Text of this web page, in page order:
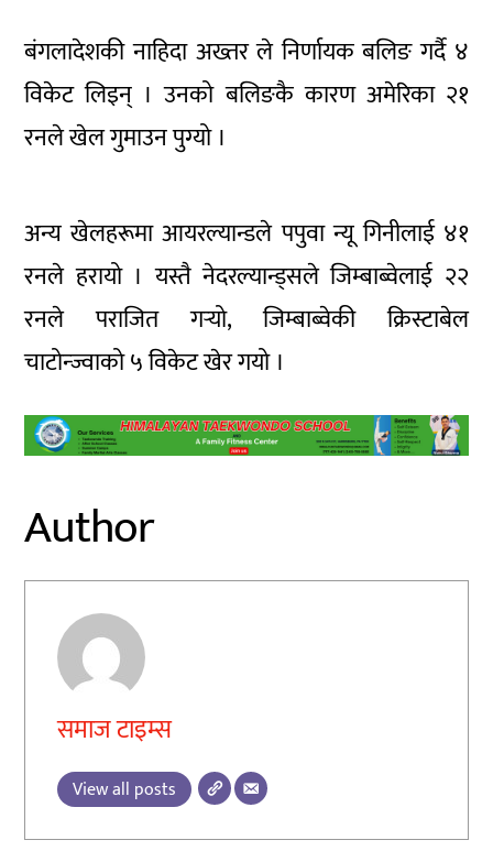
बंगलादेशकी नाहिदा अख्तर ले निर्णायक बलिङ गर्दै ४
विकेट लिइन् । उनको बलिङकै कारण अमेरिका २१
रनले खेल गुमाउन पुग्यो ।
अन्य खेलहरूमा आयरल्यान्डले पपुवा न्यू गिनीलाई ४१
रनले हरायो । यस्तै नेदरल्यान्ड्सले जिम्बाब्वेलाई २२
रनले पराजित गर्‍यो, जिम्बाब्वेकी क्रिस्टाबेल
चाटोन्ज्वाको ५ विकेट खेर गयो ।
Author
समाज टाइम्स
View all posts